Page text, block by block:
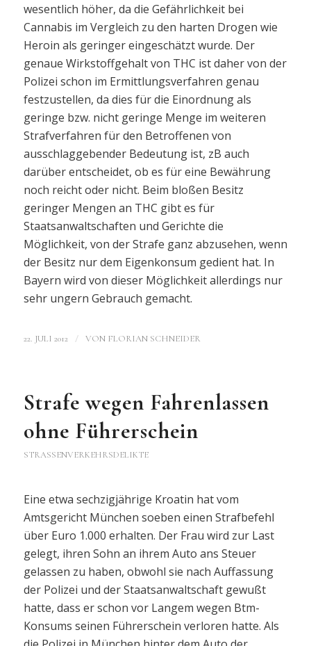
wesentlich höher, da die Gefährlichkeit bei
Cannabis im Vergleich zu den harten Drogen wie
Heroin als geringer eingeschätzt wurde. Der
genaue Wirkstoffgehalt von THC ist daher von der
Polizei schon im Ermittlungsverfahren genau
festzustellen, da dies für die Einordnung als
geringe bzw. nicht geringe Menge im weiteren
Strafverfahren für den Betroffenen von
ausschlaggebender Bedeutung ist, zB auch
darüber entscheidet, ob es für eine Bewährung
noch reicht oder nicht. Beim bloßen Besitz
geringer Mengen an THC gibt es für
Staatsanwaltschaften und Gerichte die
Möglichkeit, von der Strafe ganz abzusehen, wenn
der Besitz nur dem Eigenkonsum gedient hat. In
Bayern wird von dieser Möglichkeit allerdings nur
sehr ungern Gebrauch gemacht.
22. JULI 2012 / VON FLORIAN SCHNEIDER
Strafe wegen Fahrenlassen
ohne Führerschein
STRASSENVERKEHRSDELIKTE
Eine etwa sechzigjährige Kroatin hat vom
Amtsgericht München soeben einen Strafbefehl
über Euro 1.000 erhalten. Der Frau wird zur Last
gelegt, ihren Sohn an ihrem Auto ans Steuer
gelassen zu haben, obwohl sie nach Auffassung
der Polizei und der Staatsanwaltschaft gewußt
hatte, dass er schon vor Langem wegen Btm-
Konsums seinen Führerschein verloren hatte. Als